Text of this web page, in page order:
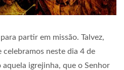
partir em missão. Talvez,
celebramos neste dia 4 de
igrejinha, que o Senhor